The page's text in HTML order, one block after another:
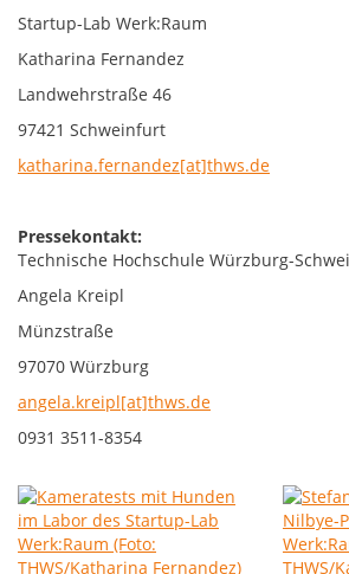
Startup-Lab Werk:Raum
Katharina Fernandez
Landwehrstraße 46
97421 Schweinfurt
katharina.fernandez[at]thws.de
Pressekontakt:
Technische Hochschule Würzburg-
Angela Kreipl
Münzstraße
97070 Würzburg
angela.kreipl[at]thws.de
0931 3511-8354